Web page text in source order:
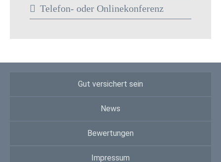
Telefon- oder Onlinekonferenz
Gut versichert sein
News
Bewertungen
Impressum